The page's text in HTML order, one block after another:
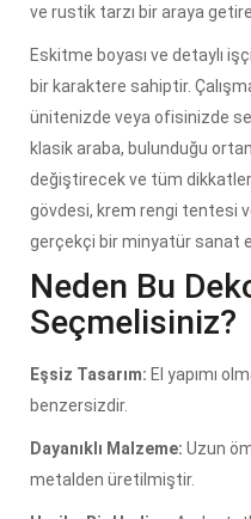
ve rustik tarzı bir araya
Eskitme boyası ve detaylı
bir karaktere sahiptir.
ünitenizde veya ofisinizde
klasik araba, bulunduğu
değiştirecek ve tüm
gövdesi, krem rengi tentesi
gerçekçi bir minyatür sanat
Neden Bu
Seçmelisiniz?
Eşsiz Tasarım: El yapımı
benzersizdir.
Dayanıklı Malzeme: Uzun
metalden üretilmiştir.